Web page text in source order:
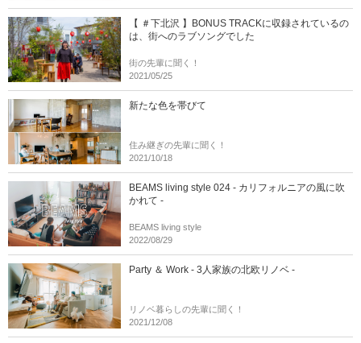
【 ＃下北沢 】BONUS TRACKに収録されているの
は、街へのラブソングでした
街の先輩に聞く！
2021/05/25
新たな色を帯びて
住み継ぎの先輩に聞く！
2021/10/18
BEAMS living style 024 - カリフォルニアの風に吹
かれて -
BEAMS living style
2022/08/29
Party ＆ Work - 3人家族の北欧リノベ -
リノベ暮らしの先輩に聞く！
2021/12/08